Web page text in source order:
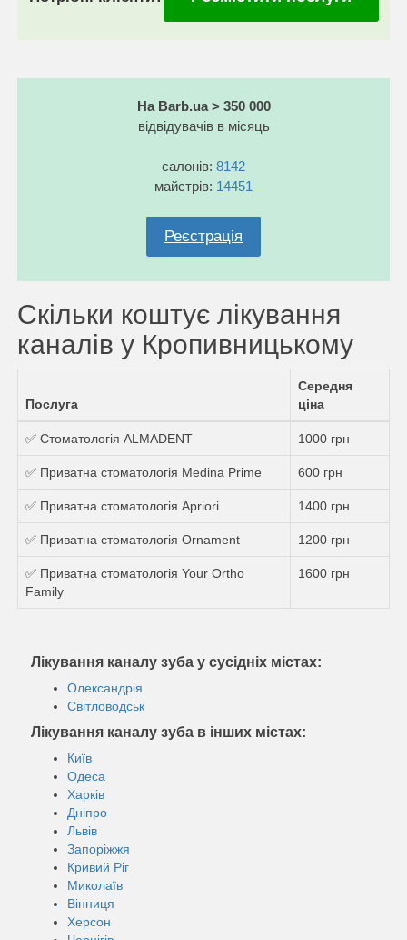
На Barb.ua > 350 000
відвідувачів в місяць
салонів: 8142
майстрів: 14451
Реєстрація
Скільки коштує лікування
каналів у Кропивницькому
Послуга
Середня
ціна
✅ Стоматологія ALMADENT 1000 грн
✅ Приватна стоматологія Medina Prime 600 грн
✅ Приватна стоматологія Apriori 1400 грн
✅ Приватна стоматологія Ornament 1200 грн
✅ Приватна стоматологія Your Ortho
Family
1600 грн
Лікування каналу зуба у сусідніх містах:
Олександрія
Світловодськ
Лікування каналу зуба в інших містах:
Київ
Одеса
Харків
Дніпро
Львів
Запоріжжя
Кривий Ріг
Миколаїв
Вінниця
Херсон